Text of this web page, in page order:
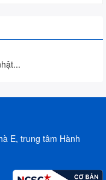
E, trung tâm Hành